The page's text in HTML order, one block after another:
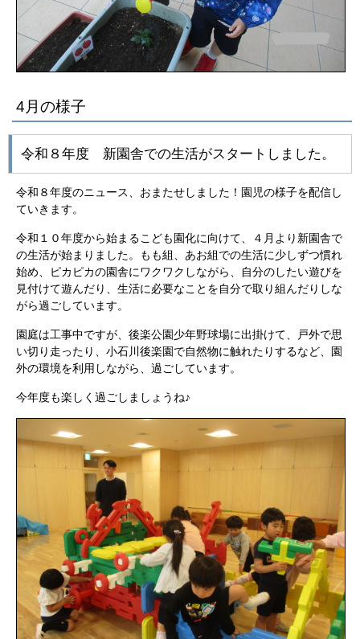
4月の様子
令和８年度 新園舎での生活がスタートしました。
令和８年度のニュース、おまたせしました！園児の様子を配信し
ていきます。
令和１０年度から始まるこども園化に向けて、４月より新園舎で
の生活が始まりました。もも組、あお組での生活に少しずつ慣れ
始め、ピカピカの園舎にワクワクしながら、自分のしたい遊びを
見付けて遊んだり、生活に必要なことを自分で取り組んだりしな
がら過ごしています。
園庭は工事中ですが、後楽公園少年野球場に出掛けて、戸外で思
い切り走ったり、小石川後楽園で自然物に触れたりするなど、園
外の環境を利用しながら、過ごしています。
今年度も楽しく過ごしましょうね♪